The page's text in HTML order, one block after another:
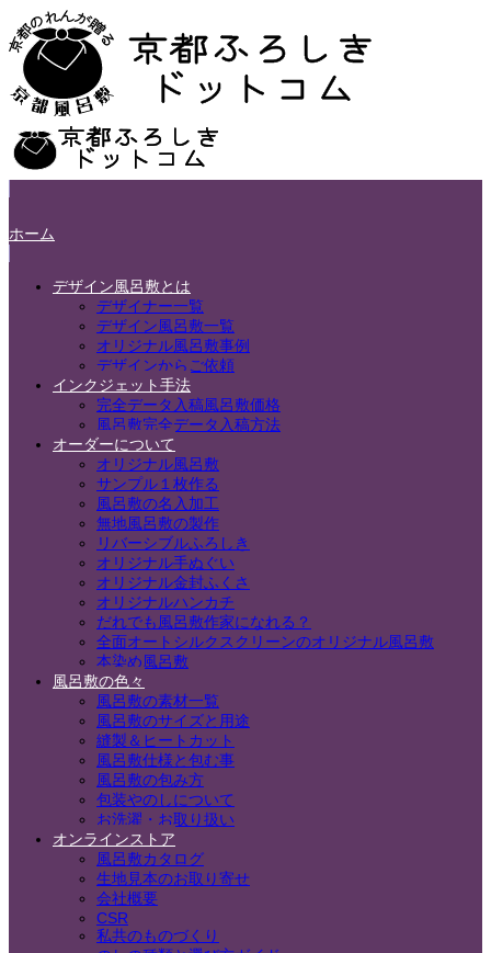
ホーム
デザイン風呂敷とは
デザイナー一覧
デザイン風呂敷一覧
オリジナル風呂敷事例
デザインからご依頼
インクジェット手法
完全データ入稿風呂敷価格
風呂敷完全データ入稿方法
オーダーについて
オリジナル風呂敷
サンプル１枚作る
風呂敷の名入加工
無地風呂敷の製作
リバーシブルふろしき
オリジナル手ぬぐい
オリジナル金封ふくさ
オリジナルハンカチ
だれでも風呂敷作家になれる？
全面オートシルクスクリーンのオリジナル風呂敷
本染め風呂敷
風呂敷の色々
風呂敷の素材一覧
風呂敷のサイズと用途
縫製＆ヒートカット
風呂敷仕様と包む事
風呂敷の包み方
包装やのしについて
お洗濯・お取り扱い
オンラインストア
風呂敷カタログ
生地見本のお取り寄せ
会社概要
CSR
私共のものづくり